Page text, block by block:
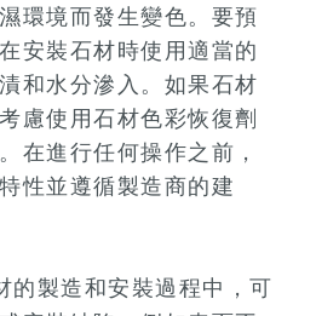
環境而發生變色。要預
安裝石材時使用適當的
和水分滲入。如果石材
慮使用石材色彩恢復劑
在進行任何操作之前，
性並遵循製造商的建
的製造和安裝過程中，可